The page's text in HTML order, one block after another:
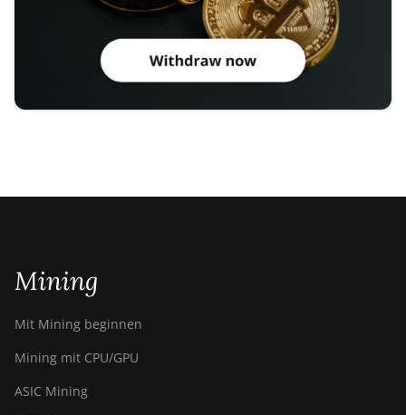
Mining
Mit Mining beginnen
Mining mit CPU/GPU
ASIC Mining